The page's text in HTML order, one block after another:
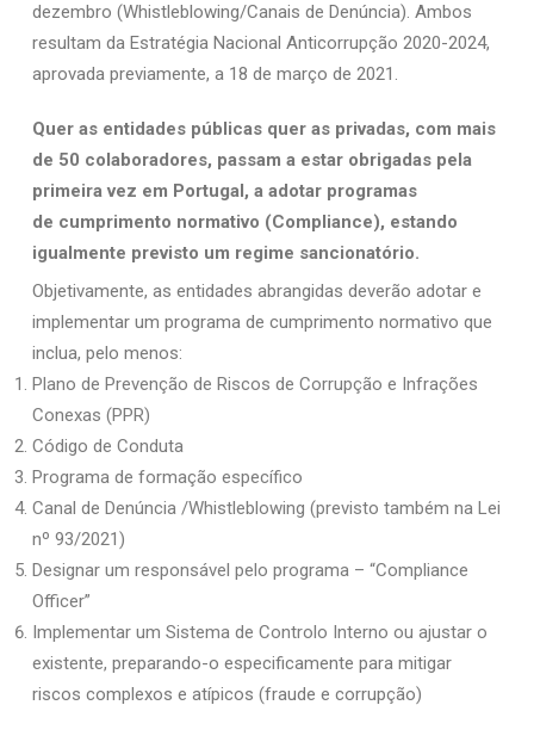
dezembro (Whistleblowing/Canais de Denúncia). Ambos
resultam da Estratégia Nacional Anticorrupção 2020-2024,
aprovada previamente, a 18 de março de 2021.
Quer as entidades públicas quer as privadas, com mais
de 50 colaboradores, passam a estar obrigadas pela
primeira vez em Portugal, a adotar programas
de cumprimento normativo (Compliance), estando
igualmente previsto um regime sancionatório.
Objetivamente, as entidades abrangidas deverão adotar e
implementar um programa de cumprimento normativo que
inclua, pelo menos:
Plano de Prevenção de Riscos de Corrupção e Infrações
Conexas (PPR)
Código de Conduta
Programa de formação específico
Canal de Denúncia /Whistleblowing (previsto também na Lei
nº 93/2021)
Designar um responsável pelo programa – “Compliance
Officer”
Implementar um Sistema de Controlo Interno ou ajustar o
existente, preparando-o especificamente para mitigar
riscos complexos e atípicos (fraude e corrupção)